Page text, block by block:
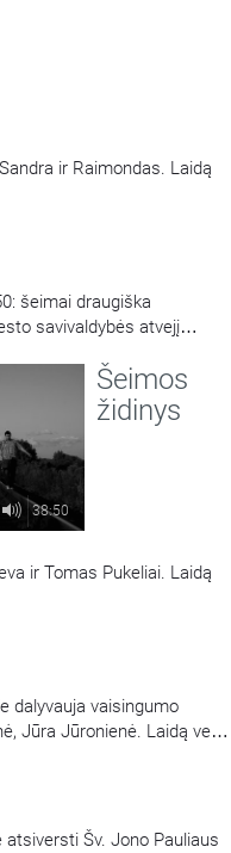
ir Raimondas. Laidą
šeimai draugiška
savivaldybės atvejį
Šeimos reikalų
Žebuolis ir Kauno
Socialinių
šeimai ir vaikui poskyrio
narė Giedrė
38:50
Šeimos
židinys
ir Tomas Pukeliai. Laidą
dalyvauja vaisingumo
Jūra Jūronienė. Laidą veda
Šv. Jono Pauliaus